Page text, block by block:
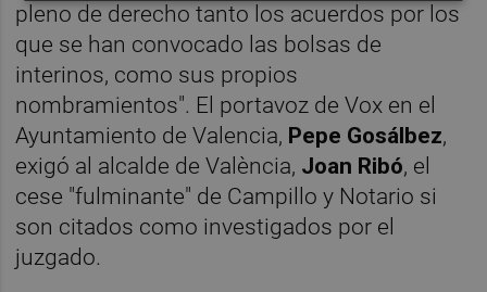
pleno de derecho tanto los acuerdos por los
que se han convocado las bolsas de
interinos, como sus propios
nombramientos". El portavoz de Vox en el
Ayuntamiento de Valencia, Pepe Gosálbez,
exigó al alcalde de València, Joan Ribó, el
cese "fulminante" de Campillo y Notario si
son citados como investigados por el
juzgado.